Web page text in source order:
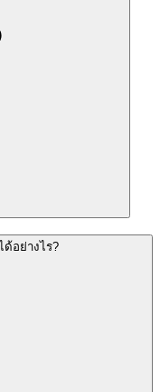
ด้อย่างไร?